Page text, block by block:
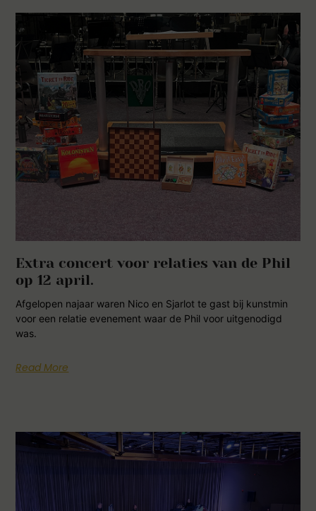
Extra concert voor relaties van de Phil
op 12 april.
Afgelopen najaar waren Nico en Sjarlot te gast bij kunstmin
voor een relatie evenement waar de Phil voor uitgenodigd
was.
Read More